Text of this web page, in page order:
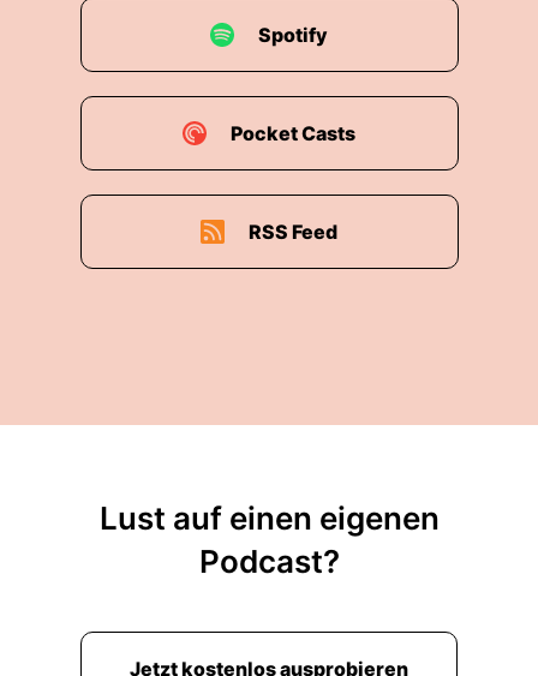
Spotify
Pocket Casts
RSS Feed
Lust auf einen eigenen
Podcast?
Jetzt kostenlos ausprobieren